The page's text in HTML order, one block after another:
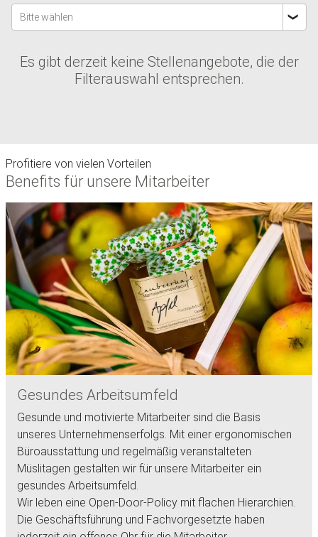
Bitte wählen
Es gibt derzeit keine Stellenangebote, die der
Filterauswahl entsprechen.
Profitiere von vielen Vorteilen
Benefits für unsere Mitarbeiter
Gesundes Arbeitsumfeld
Gesunde und motivierte Mitarbeiter sind die Basis
unseres Unternehmenserfolgs. Mit einer ergonomischen
Büroausstattung und regelmäßig veranstalteten
Müslitagen gestalten wir für unsere Mitarbeiter ein
gesundes Arbeitsumfeld.
Wir leben eine Open-Door-Policy mit flachen Hierarchien.
Die Geschäftsführung und Fachvorgesetzte haben